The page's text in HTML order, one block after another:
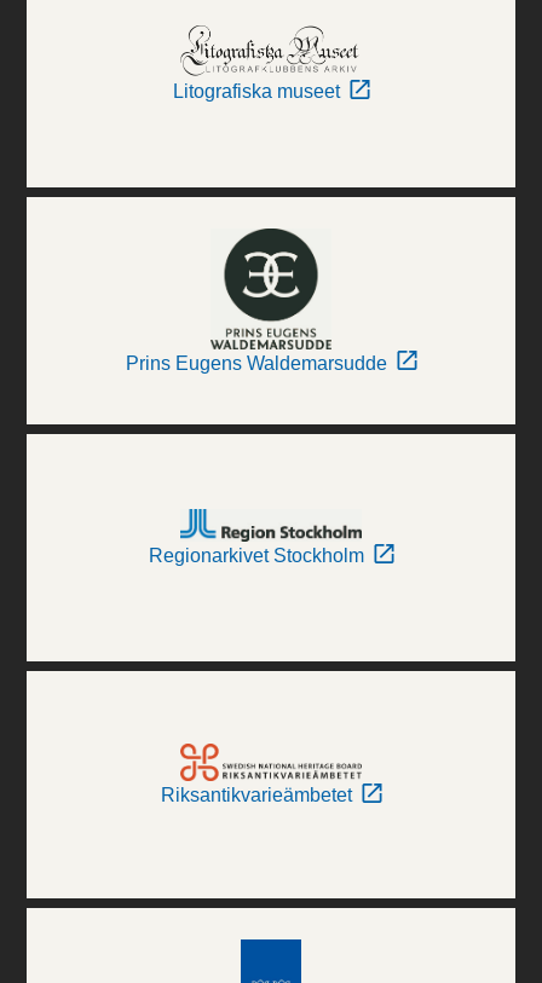
Litografiska museet
Prins Eugens Waldemarsudde
Regionarkivet Stockholm
Riksantikvarieämbetet